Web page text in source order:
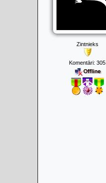
Zintnieks
Komentāri: 305